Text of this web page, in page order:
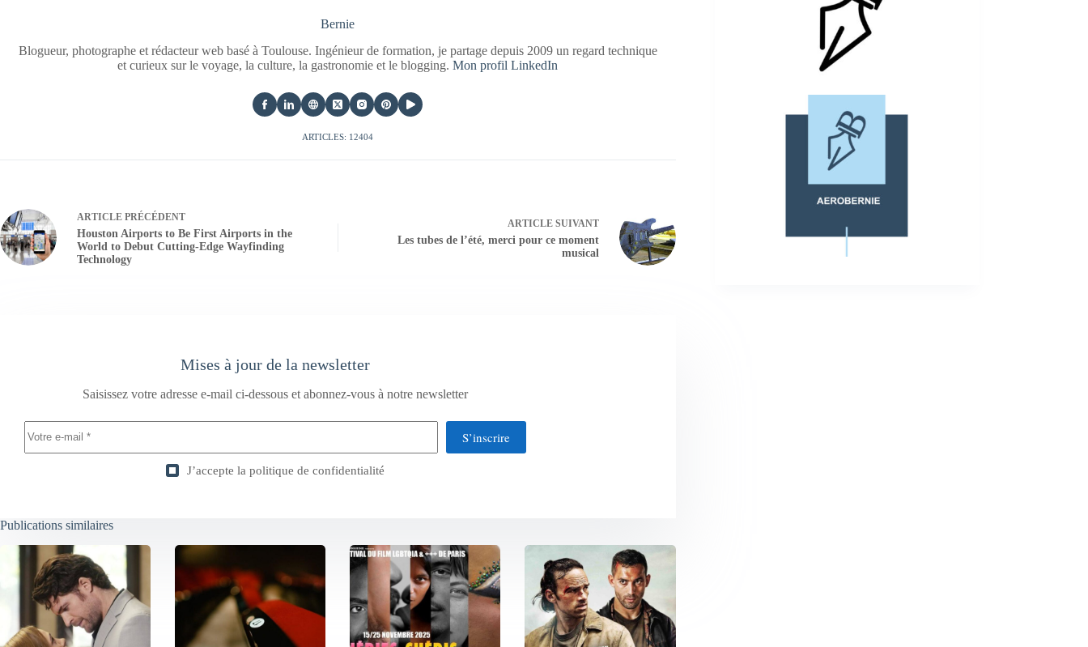
Bernie
Blogueur, photographe et rédacteur web basé à Toulouse. Ingénieur de formation, je partage depuis 2009 un regard technique
et curieux sur le voyage, la culture, la gastronomie et le blogging.Mon profil LinkedIn
ARTICLES: 12404
ARTICLE PRÉCÉDENT
Houston Airports to Be First Airports in the
World to Debut Cutting-Edge Wayfinding
Technology
ARTICLESUIVANT
Les tubes de l’été, merci pour ce moment
musical
Mises à jour de la newsletter
Saisissez votre adresse e-mail ci-dessous et abonnez-vous à notre newsletter
S’inscrire
J’accepte la politique de confidentialité
Publications similaires